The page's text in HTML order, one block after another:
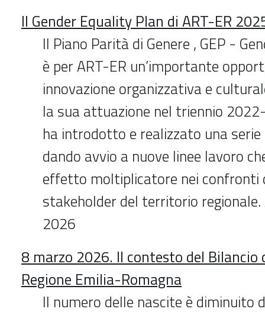
Il Gender Equality Plan di ART-ER
Il Piano Parità di Genere , GEP -
è per ART-ER un’importante
innovazione organizzativa e
la sua attuazione nel triennio
ha introdotto e realizzato una serie
dando avvio a nuove linee lavoro
effetto moltiplicatore nei confronti
stakeholder del territorio
2026
8 marzo 2026. Il contesto del Bilancio
Regione Emilia-Romagna
Il numero delle nascite è diminuito